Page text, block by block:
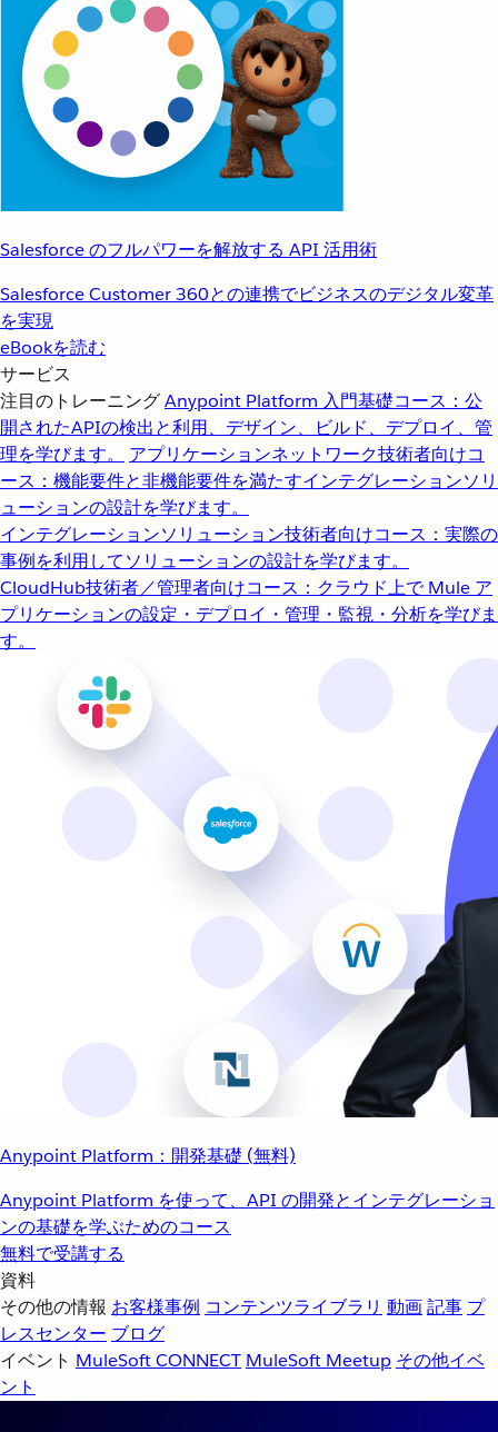
Salesforce のフルパワーを解放する API 活用術
Salesforce Customer 360との連携でビジネスのデジタル変革
を実現
eBookを読む
サービス
注目のトレーニングAnypoint Platform 入門基礎コース：公
開されたAPIの検出と利用、デザイン、ビルド、デプロイ、管
理を学びます。
アプリケーションネットワーク技術者向けコ
ース：機能要件と非機能要件を満たすインテグレーションソリ
ューションの設計を学びます。
インテグレーションソリューション技術者向けコース：実際の
事例を利用してソリューションの設計を学びます。
CloudHub技術者／管理者向けコース：クラウド上で Mule ア
プリケーションの設定・デプロイ・管理・監視・分析を学びま
す。
Anypoint Platform：開発基礎 (無料)
Anypoint Platform を使って、API の開発とインテグレーショ
ンの基礎を学ぶためのコース
無料で受講する
資料
その他の情報 お客様事例 コンテンツライブラリ 動画記事 プ
レスセンター ブログ
イベント MuleSoft CONNECT MuleSoft Meetup その他イベ
ント